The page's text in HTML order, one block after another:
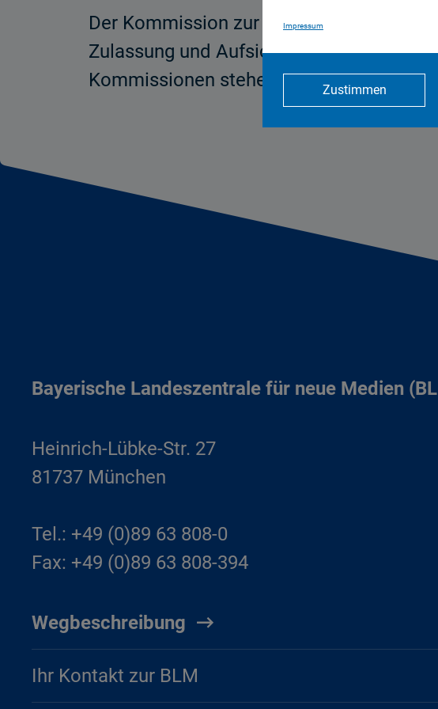
Impressum
Zustimmen
Der Kommission zur Ermittlung der
Zulassung und Aufsicht (ZAK) wurde
Kommissionen stehen noch aus.
Bayerische Landeszentrale für neue Medien
Heinrich-Lübke-Str. 27
81737 München
Tel.: +49 (0)89 63 808-0
Fax: +49 (0)89 63 808-394
Wegbeschreibung
Ihr Kontakt zur BLM